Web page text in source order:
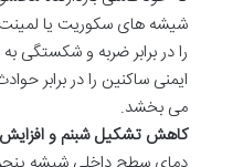
شیشه های سکوریت یا لمینت
رادربرابرضربه وشکستگی به
ایمنی ساکنین رادربرابر
می بخشد.
کاهش تشکیل شبنم وافزایش